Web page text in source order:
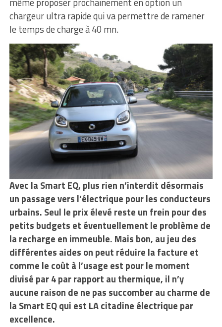
chargeur ultra rapide qui va permettre de ramener
le temps de charge à 40 mn.
Avec la Smart EQ, plus rien n’interdit désormais
un passage vers l’électrique pour les conducteurs
urbains. Seul le prix élevé reste un frein pour des
petits budgets et éventuellement le problème de
la recharge en immeuble. Mais bon, au jeu des
différentes aides on peut réduire la facture et
comme le coût à l’usage est pour le moment
divisé par 4 par rapport au thermique, il n’y
aucune raison de ne pas succomber au charme de
la Smart EQ qui est LA citadine électrique par
excellence.